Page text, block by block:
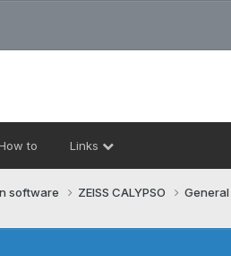
to Links
software ZEISS CALYPSO General